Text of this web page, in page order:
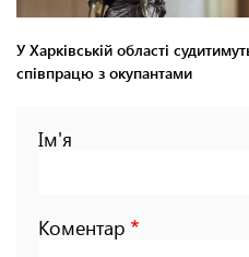
У Харківській області
співпрацю з окупантами
Ім'я
Коментар